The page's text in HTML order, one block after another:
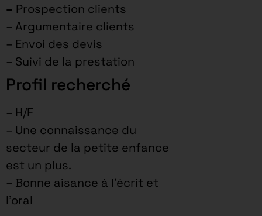
– Prospection clients
– Argumentaire clients
– Envoi des devis
– Suivi de la prestation
Profil recherché
– H/F
– Une connaissance du
secteur de la petite enfance
est un plus.
– Bonne aisance à l’écrit et
l’oral